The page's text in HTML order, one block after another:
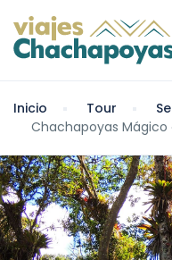
Inicio Tour
Chachapoyas Mágico